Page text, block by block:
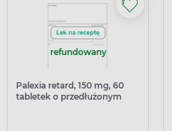
refundowany
Palexia retard, 150 mg, 60
tabletek o przedłużonym